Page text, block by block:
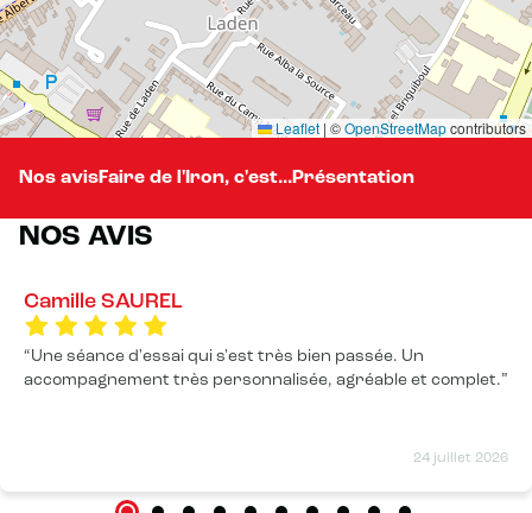
Leaflet | ©OpenStreetMapcontributors
Nos avisFaire de l'Iron, c'est...Présentation
NOS AVIS
Camille SAUREL
24 juillet 2026
Une séance d'essai qui s'est très bien passée. Un
accompagnement très personnalisée, agréable et complet.